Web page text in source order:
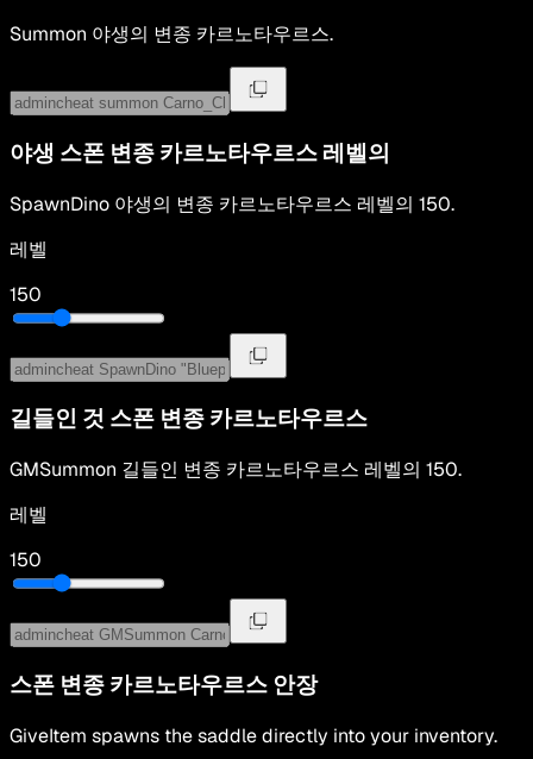
Summon 야생의 변종 카르노타우르스.
야생 스폰 변종 카르노타우르스 레벨의
SpawnDino 야생의 변종 카르노타우르스 레벨의 150.
레벨
150
길들인 것 스폰 변종 카르노타우르스
GMSummon 길들인 변종 카르노타우르스 레벨의 150.
레벨
150
스폰 변종 카르노타우르스 안장
GiveItem spawns the saddle directly into your inventory.